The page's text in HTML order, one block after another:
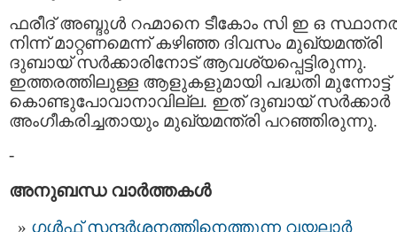
ഫരീദ് അബ്ദുള്‍ റഹ്മാനെ ടീകോം സി ഇ ഒ
നിന്ന് മാറ്റണമെന്ന് കഴിഞ്ഞ ദിവസം മുഖ്യമന്ത്രി
ദുബായ് സര്‍ക്കാരിനോട് ആവശ്യപ്പെട്ടിരുന്നു.
ഇത്തരത്തിലുള്ള ആളുകളുമായി പദ്ധതി മുന്നോട്ട്
കൊണ്ടുപോവാനാവില്ല. ഇത് ദുബായ് സര്‍ക്കാര്‍
അംഗീകരിച്ചതായും മുഖ്യമന്ത്രി പറഞ്ഞിരുന്നു.
-
അനുബന്ധ വാര്‍ത്തകള്‍
ഗള്‍ഫ് സന്ദര്‍ശനത്തിനെത്തുന്ന വയലാര്‍